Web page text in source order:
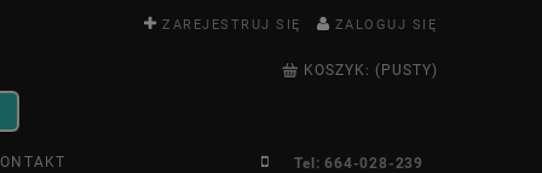
ZAREJESTRUJ SIĘ ZALOGUJ SIĘ
KOSZYK: (PUSTY)
Tel: 664-028-239